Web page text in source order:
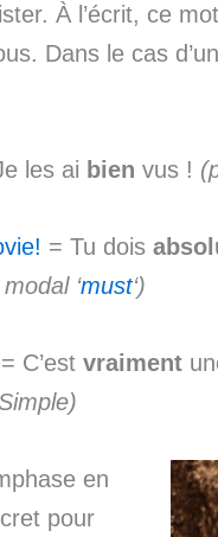
À l’écrit, ce
Dans le cas
les ai bien vus !
= Tu dois
‘must‘)
C’est vraiment
en
pour